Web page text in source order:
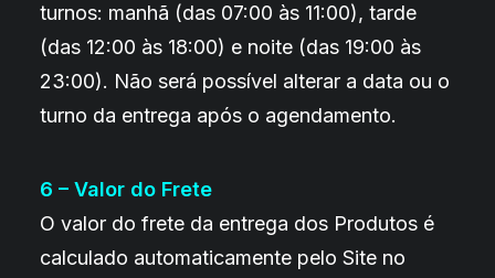
turnos: manhã (das 07:00 às 11:00), tarde
(das 12:00 às 18:00) e noite (das 19:00 às
23:00). Não será possível alterar a data ou o
turno da entrega após o agendamento.
6 – Valor do Frete
O valor do frete da entrega dos Produtos é
calculado automaticamente pelo Site no